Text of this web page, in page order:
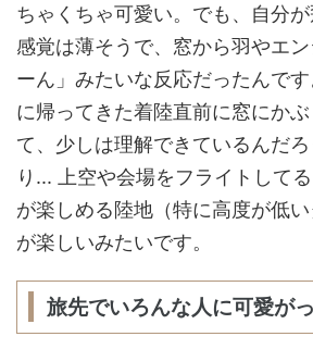
ちゃくちゃ可愛い。でも、自分
感覚は薄そうで、窓から羽やエ
ーん」みたいな反応だったんで
に帰ってきた着陸直前に窓にか
て、少しは理解できているんだ
り... 上空や会場をフライトして
が楽しめる陸地（特に高度が低
が楽しいみたいです。
旅先でいろんな人に可愛が